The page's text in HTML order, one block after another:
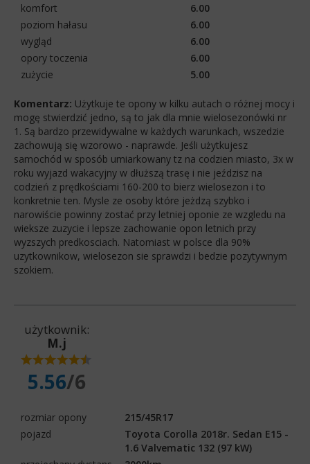
komfort
6.00
poziom hałasu
6.00
wygląd
6.00
opory toczenia
6.00
zużycie
5.00
Komentarz: Użytkuje te opony w kilku autach o różnej mocy i
mogę stwierdzić jedno, są to jak dla mnie wielosezonówki nr
1. Są bardzo przewidywalne w każdych warunkach, wszedzie
zachowują się wzorowo - naprawde. Jeśli użytkujesz
samochód w sposób umiarkowany tz na codzien miasto, 3x w
roku wyjazd wakacyjny w dłuższą trasę i nie jeździsz na
codzień z prędkościami 160-200 to bierz wielosezon i to
konkretnie ten. Mysle ze osoby które jeżdzą szybko i
narowiście powinny zostać przy letniej oponie ze wzgledu na
wieksze zuzycie i lepsze zachowanie opon letnich przy
wyzszych predkosciach. Natomiast w polsce dla 90%
uzytkownikow, wielosezon sie sprawdzi i bedzie pozytywnym
szokiem.
użytkownik:
M.j
5.56/6
rozmiar opony
215/45R17
pojazd
Toyota Corolla 2018r. Sedan E15 -
1.6 Valvematic 132 (97 kW)